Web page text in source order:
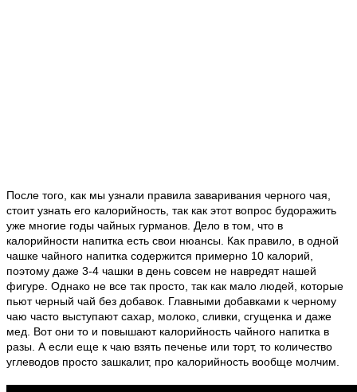
После того, как мы узнали правила заваривания черного чая,
стоит узнать его калорийность, так как этот вопрос будоражить
уже многие годы чайных гурманов. Дело в том, что в
калорийности напитка есть свои нюансы. Как правило, в одной
чашке чайного напитка содержится примерно 10 калорий,
поэтому даже 3-4 чашки в день совсем не навредят нашей
фигуре. Однако не все так просто, так как мало людей, которые
пьют черный чай без добавок. Главными добавками к черному
чаю часто выступают сахар, молоко, сливки, сгущенка и даже
мед. Вот они то и повышают калорийность чайного напитка в
разы. А если еще к чаю взять печенье или торт, то количество
углеводов просто зашкалит, про калорийность вообще молчим.